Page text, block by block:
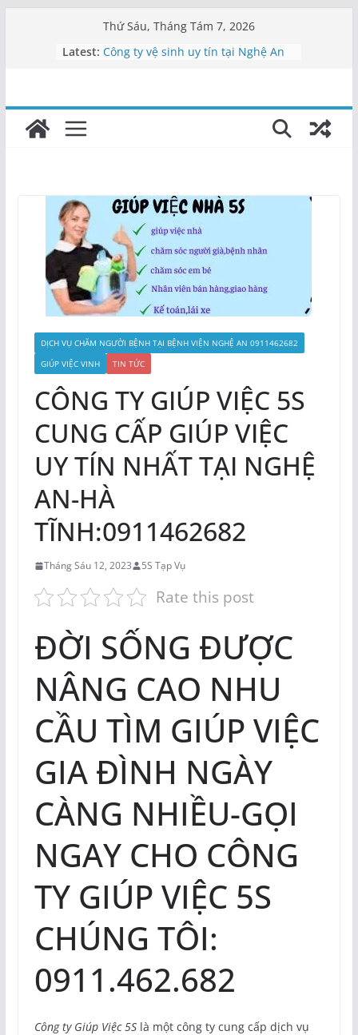
Thứ Sáu, Tháng Tám 7, 2026
Latest: Công ty vệ sinh uy tín tại Nghệ An
DỊCH VỤ CHĂM NGƯỜI BỆNH TẠI BỆNH VIỆN NGHỆ AN 0911462682
GIÚP VIỆC VINH
TIN TỨC
CÔNG TY GIÚP VIỆC 5S
CUNG CẤP GIÚP VIỆC
UY TÍN NHẤT TẠI NGHỆ
AN-HÀ
TĨNH:0911462682
Tháng Sáu 12, 2023 5S Tạp Vụ
Rate this post
ĐỜI SỐNG ĐƯỢC
NÂNG CAO NHU
CẦU TÌM GIÚP VIỆC
GIA ĐÌNH NGÀY
CÀNG NHIỀU-GỌI
NGAY CHO CÔNG
TY GIÚP VIỆC 5S
CHÚNG TÔI:
0911.462.682
Công ty Giúp Việc 5Slà một công ty cung cấp dịch vụ